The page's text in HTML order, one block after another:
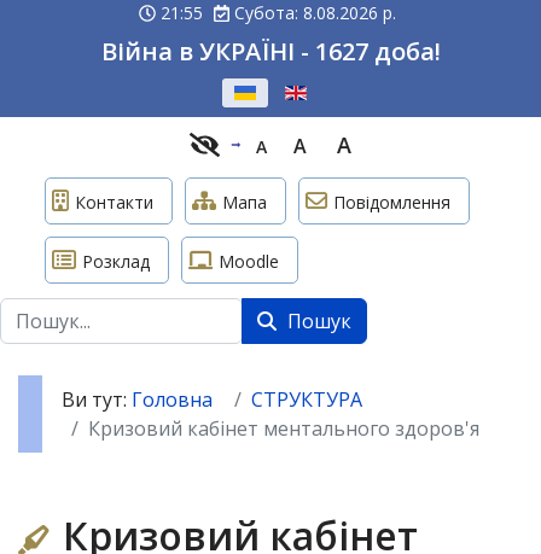
21:55
Субота: 8.08.2026 р.
Війна в УКРАЇНІ - 1627 доба!
A A A
Контакти Мапа Повідомлення
Розклад Moodle
Пошук Пошук
Ви тут: Головна
СТРУКТУРА
Кризовий кабінет ментального здоров'я
Кризовий кабінет